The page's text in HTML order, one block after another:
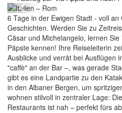
Previous
6 Tage in der Ewigen Stadt - voll
Geschichten. Werden Sie zu
Cäsar und Michelangelo, lernen
Päpste kennen! Ihre Reiseleiterin
Ausblicke und verrät bei Ausflügen
"caffè" an der Bar –, was gerade
gibt es eine Landpartie zu den
in den Albaner Bergen, um
wohnen stilvoll in zentraler Lage:
Restaurants ist nah – perfekt fürs